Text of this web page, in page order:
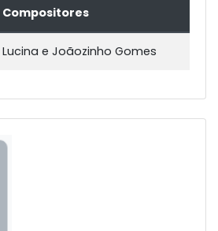
Compositores
Lucina e Joãozinho Gomes